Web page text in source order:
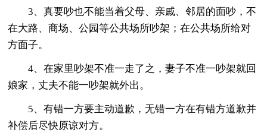
3、真要吵也不能当着父母、亲戚、邻居的面吵，不
在大路、商场、公园等公共场所吵架；在公共场所给对
方面子。
4、在家里吵架不准一走了之，妻子不准一吵架就回
娘家，丈夫不能一吵架就外出。
5、有错一方要主动道歉，无错一方在有错方道歉并
补偿后尽快原谅对方。